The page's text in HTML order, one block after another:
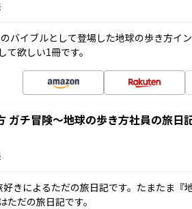
バイブルとして登場した地球の歩き方
て欲しい1冊です。
ガチ冒険～地球の歩き方社員の旅日
きによるただの旅日記です。たまたま『
ただの旅日記です。